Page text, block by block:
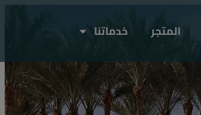
المتجر خدماتنا